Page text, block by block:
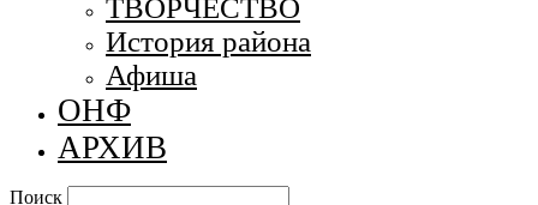
ТВОРЧЕСТВО
История района
Афиша
ОНФ
АРХИВ
Поиск